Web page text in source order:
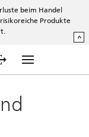
beim Handel
Produkte
^